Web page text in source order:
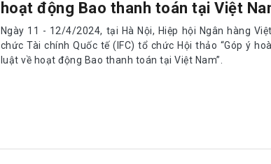
hoạt động Bao thanh toán tại Việt
Ngày 11 - 12/4/2024, tại Hà Nội, Hiệp hội Ngân hàng
chức Tài chính Quốc tế (IFC) tổ chức Hội thảo “Góp ý
luật về hoạt động Bao thanh toán tại Việt Nam”.